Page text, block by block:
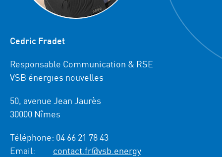
Cedric Fradet
Responsable Communication & RSE
VSB énergies nouvelles
50, avenue Jean Jaurès
30000 Nîmes
Téléphone: 04 66 21 78 43
Email:
contact.fr@vsb.energy